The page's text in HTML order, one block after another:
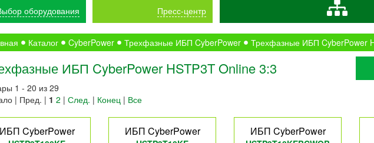
оборудования Пресс-центр
Каталог CyberPower Трехфазные ИБП CyberPower Трехфазные ИБП CyberPower
ИБП CyberPower HSTP3T Online 3:3
1 - 20 из 29
| Пред. | 1 2 | След. | Конец | Все
ИБП CyberPower ИБП CyberPower ИБП CyberPower